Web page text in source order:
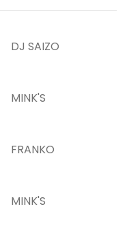
DJ SAIZO
MINK'S
FRANKO
MINK'S